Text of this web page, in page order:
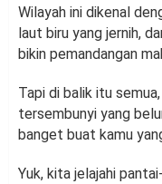
Wilayah ini dikenal
laut biru yang jernih,
bikin pemandangan
Tapi di balik itu
tersembunyi yang
banget buat kamu
Yuk, kita jelajahi